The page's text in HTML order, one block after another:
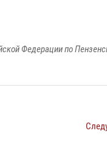
Федерации по